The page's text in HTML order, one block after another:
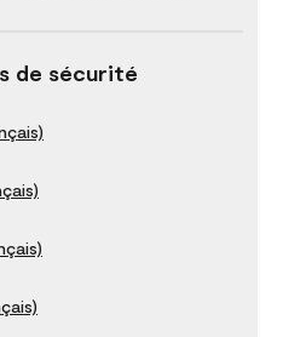
de sécurité